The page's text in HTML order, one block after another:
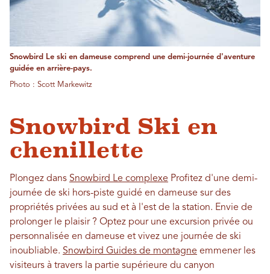
Snowbird Le ski en dameuse comprend une demi-journée d'aventure
guidée en arrière-pays.
Photo : Scott Markewitz
Snowbird Ski en
chenillette
Plongez dans Snowbird Le complexe Profitez d'une demi-
journée de ski hors-piste guidé en dameuse sur des
propriétés privées au sud et à l'est de la station. Envie de
prolonger le plaisir ? Optez pour une excursion privée ou
personnalisée en dameuse et vivez une journée de ski
inoubliable. Snowbird Guides de montagne emmener les
visiteurs à travers la partie supérieure du canyon